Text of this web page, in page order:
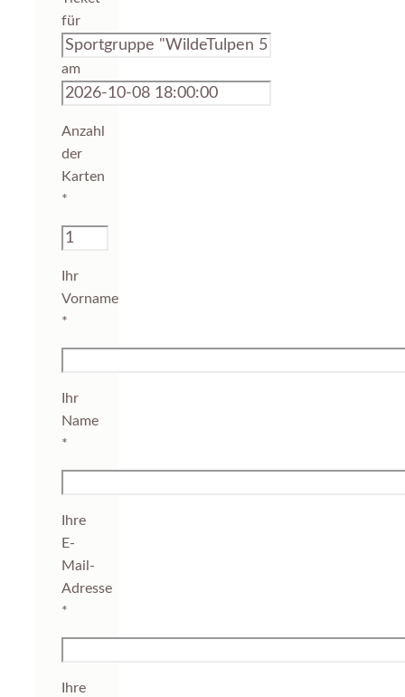
für
am
Anzahl
der
Karten
*
Ihr
Vorname
*
Ihr
Name
*
Ihre
E-
Mail-
Adresse
*
Ihre